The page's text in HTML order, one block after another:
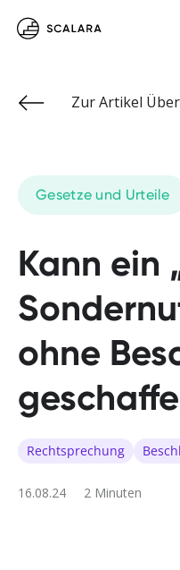
Zur Artikel
Gesetze und Urteile
Kann ein
ohne
Rechtsprechung
16.08.24 2 Minuten